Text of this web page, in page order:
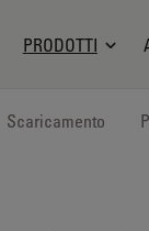
PRODOTTI
Scaricamento